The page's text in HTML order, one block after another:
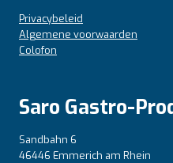
Privacybeleid
Algemene voorwaarden
Colofon
Saro Gastro-
Sandbahn 6
46446 Emmerich am Rhein